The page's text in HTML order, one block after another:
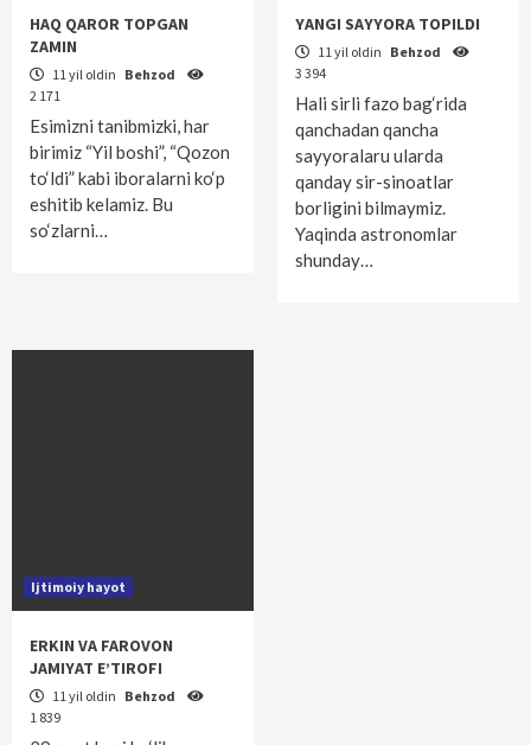
HAQ QAROR TOPGAN
ZAMIN
11 yil oldin Behzod
2 171
Esimizni tanibmizki, har
birimiz “Yil boshi”, “Qozon
to‘ldi” kabi iboralarni ko‘p
eshitib kelamiz. Bu
so‘zlarni…
YANGI SAYYORA TOPILDI
11 yil oldin Behzod
3 394
Hali sirli fazo bag‘rida
qanchadan qancha
sayyoralaru ularda
qanday sir-sinoatlar
borligini bilmaymiz.
Yaqinda astronomlar
shunday…
Ijtimoiy hayot
ERKIN VA FAROVON
JAMIYAT E’TIROFI
11 yil oldin Behzod
1 839